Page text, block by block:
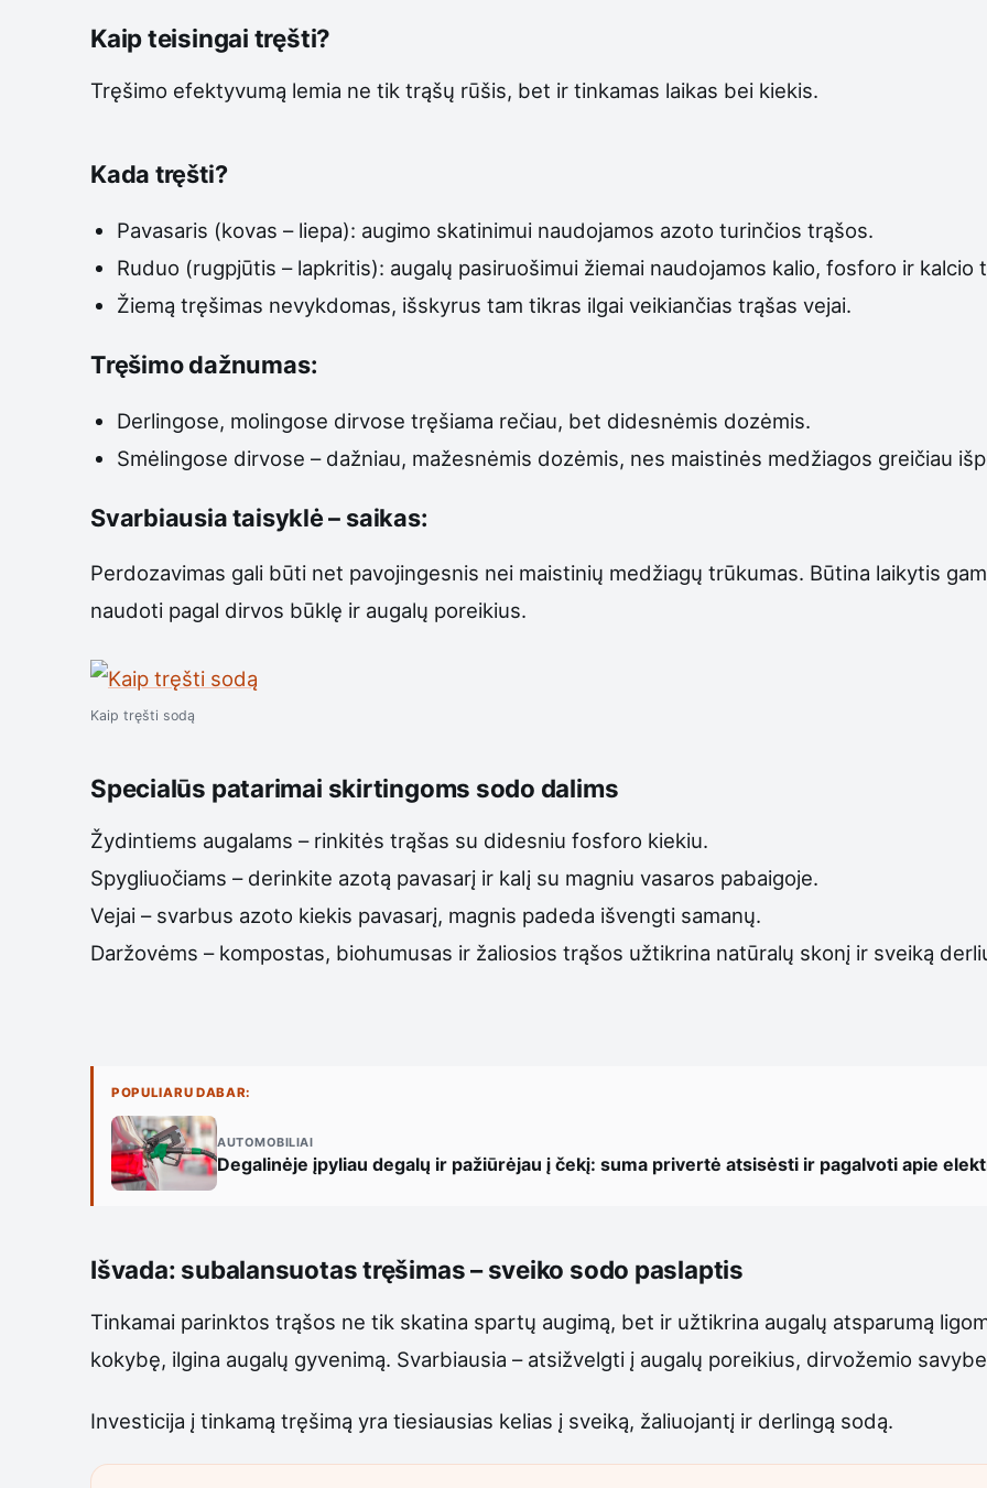
Kaip teisingai tręšti?
Tręšimo efektyvumą lemia ne tik trąšų rūšis, bet ir tinkamas laikas bei kiekis.
Kada tręšti?
Pavasaris (kovas – liepa): augimo skatinimui naudojamos azoto turinčios trąšos.
Ruduo (rugpjūtis – lapkritis): augalų pasiruošimui žiemai naudojamos kalio, fosforo ir kalcio
Žiemą tręšimas nevykdomas, išskyrus tam tikras ilgai veikiančias trąšas vejai.
Tręšimo dažnumas:
Derlingose, molingose dirvose tręšiama rečiau, bet didesnėmis dozėmis.
Smėlingose dirvose – dažniau, mažesnėmis dozėmis, nes maistinės medžiagos greičiau
Svarbiausia taisyklė – saikas:
Perdozavimas gali būti net pavojingesnis nei maistinių medžiagų trūkumas. Būtina laikytis
naudoti pagal dirvos būklę ir augalų poreikius.
Kaip tręšti sodą
Specialūs patarimai skirtingoms sodo dalims
Žydintiems augalams – rinkitės trąšas su didesniu fosforo kiekiu.
Spygliuočiams – derinkite azotą pavasarį ir kalį su magniu vasaros pabaigoje.
Vejai – svarbus azoto kiekis pavasarį, magnis padeda išvengti samanų.
Daržovėms – kompostas, biohumusas ir žaliosios trąšos užtikrina natūralų skonį ir sveiką
POPULIARU DABAR:
AUTOMOBILIAI
Degalinėje įpyliau degalų ir pažiūrėjau į čekį: suma privertė atsisėsti ir pagalvoti apie
Išvada: subalansuotas tręšimas – sveiko sodo paslaptis
Tinkamai parinktos trąšos ne tik skatina spartų augimą, bet ir užtikrina augalų atsparumą
kokybę, ilgina augalų gyvenimą. Svarbiausia – atsižvelgti į augalų poreikius, dirvožemio
Investicija į tinkamą tręšimą yra tiesiausias kelias į sveiką, žaliuojantį ir derlingą sodą.